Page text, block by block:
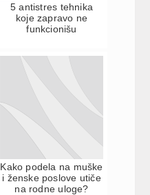
5 antistres tehnika
koje zapravo ne
funkcionišu
Kako podela na muške
i ženske poslove utiče
na rodne uloge?